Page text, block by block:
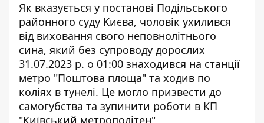
Як вказується у постанові Подільського
районного суду Києва, чоловік ухилився
від виховання свого неповнолітнього
сина, який без супроводу дорослих
31.07.2023 р. о 01:00 знаходився на станції
метро "Поштова площа" та ходив по
коліях в тунелі. Це могло призвести до
самогубства та зупинити роботи в КП
"Київський метрополітен".